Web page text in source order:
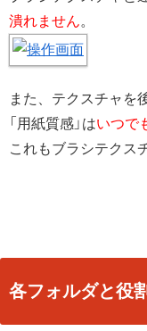
潰れません。
また、テクスチャを
「用紙質感」はいつで
これもブラシテクス
各フォルダと役